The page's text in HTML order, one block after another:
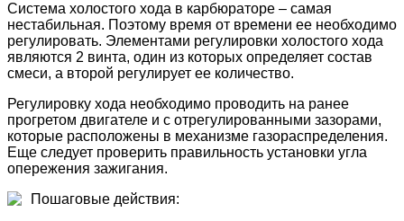
Система холостого хода в карбюраторе – самая
нестабильная. Поэтому время от времени ее необходимо
регулировать. Элементами регулировки холостого хода
являются 2 винта, один из которых определяет состав
смеси, а второй регулирует ее количество.
Регулировку хода необходимо проводить на ранее
прогретом двигателе и с отрегулированными зазорами,
которые расположены в механизме газораспределения.
Еще следует проверить правильность установки угла
опережения зажигания.
Пошаговые действия: